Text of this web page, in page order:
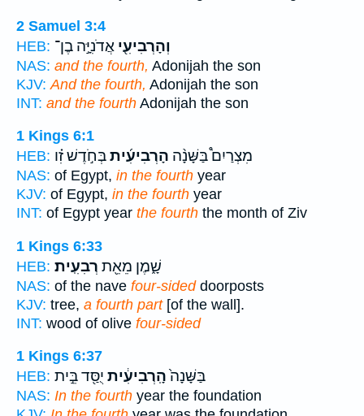
2 Samuel 3:4
HEB:
וְהָרְבִיעִ֖י אֲדֹנִיָּ֣ה בֶן־
NAS: and the fourth, Adonijah the son
KJV: And the fourth, Adonijah the son
INT: and the fourth Adonijah the son
1 Kings 6:1
HEB:
מִצְרַיִם֩ בַּשָּׁנָ֨ה הָרְבִיעִ֜יתבְּחֹ֣דֶשׁ זִ֗ו
NAS: of Egypt, in the fourth year
KJV: of Egypt, in the fourth year
INT: of Egypt year the fourth the month of Ziv
1 Kings 6:33
HEB:
שָׁ֑מֶן מֵאֵ֖ת רְבִעִֽית׃
NAS: of the nave four-sideddoorposts
KJV: tree, a fourth part[of the wall].
INT: wood of olive four-sided
1 Kings 6:37
HEB:
בַּשָּׁנָה֙הָֽרְבִיעִ֔ית יֻסַּ֖ד בֵּ֣ית
NAS: In the fourth year the foundation